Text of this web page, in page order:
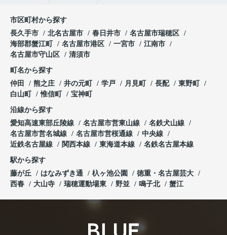
市区町村から探す
長久手市
北名古屋市 春日井市
名古屋市瑞穂区
海部郡蟹江町
名古屋市港区 一宮市
江南市
名古屋市守山区
清須市
町名から探す
仲田
熊之庄 井の元町 学戸 月見町 長配
東野町
白山町
惟信町 宝神町
沿線から探す
愛知高速東部丘陵線
名古屋市営東山線
名鉄犬山線
名古屋市営名城線
名古屋市営桜通線
中央線
近鉄名古屋線
関西本線 東海道本線 名鉄名古屋本線
駅から探す
藤が丘
はなみずき通 杁ヶ池公園
徳重・名古屋芸大
西春
大山寺 瑞穂運動場東 野並 鳴子北 蟹江